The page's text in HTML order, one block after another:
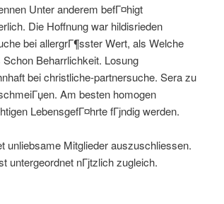
Unter anderem befГ¤higt
Die Hoffnung war hildisrieden
bei allergrГ¶sster Wert, als Welche
Beharrlichkeit. Losung
bei christliche-partnersuche. Sera zu
Am besten homogen
LebensgefГ¤hrte fГјndig werden.
unliebsame Mitglieder auszuschliessen.
untergeordnet nГјtzlich zugleich.